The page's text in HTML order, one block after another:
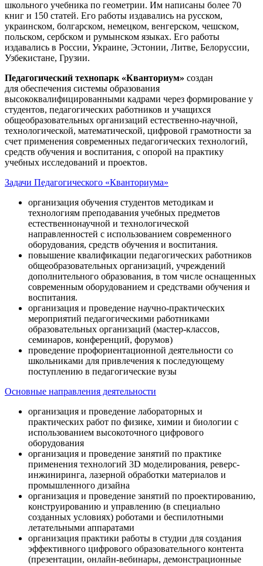
школьного учебника по геометрии. Им написаны более 70
книг и 150 статей. Его работы издавались на русском,
украинском, болгарском, немецком, венгерском, чешском,
польском, сербском и румынском языках. Его работы
издавались в России, Украине, Эстонии, Литве, Белоруссии,
Узбекистане, Грузии.
Педагогический технопарк «Кванториум» создан
для обеспечения системы образования
высококвалифицированными кадрами через формирование у
студентов, педагогических работников и учащихся
общеобразовательных организаций естественно-научной,
технологической, математической, цифровой грамотности за
счет применения современных педагогических технологий,
средств обучения и воспитания, с опорой на практику
учебных исследований и проектов.
Задачи Педагогического «Кванториума»
организация обучения студентов методикам и
технологиям преподавания учебных предметов
естественнонаучной и технологической
направленностей с использованием современного
оборудования, средств обучения и воспитания.
повышение квалификации педагогических работников
общеобразовательных организаций, учреждений
дополнительного образования, в том числе оснащенных
современным оборудованием и средствами обучения и
воспитания.
организация и проведение научно-практических
мероприятий педагогическими работниками
образовательных организаций (мастер-классов,
семинаров, конференций, форумов)
проведение профориентационной деятельности со
школьниками для привлечения к последующему
поступлению в педагогические вузы
Основные направления деятельности
организация и проведение лабораторных и
практических работ по физике, химии и биологии с
использованием высокоточного цифрового
оборудования
организация и проведение занятий по практике
применения технологий 3D моделирования, реверс-
инжиниринга, лазерной обработки материалов и
промышленного дизайна
организация и проведение занятий по проектированию,
конструированию и управлению (в специально
созданных условиях) роботами и беспилотными
летательными аппаратами
организация практики работы в студии для создания
эффективного цифрового образовательного контента
(презентации, онлайн-вебинары, демонстрационные